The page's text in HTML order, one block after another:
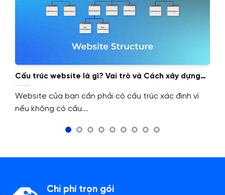
Cấu trúc website là gì? Vai trò và Cách xây dựng
cấu trúc website.
Website của bạn cần phải có cấu trúc xác định vì
nếu không có cấu...
Chi phí trọn gói